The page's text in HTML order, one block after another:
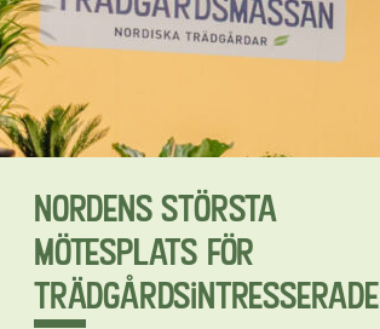
Nordens största
mötesplats för
trädgårdsintresserade